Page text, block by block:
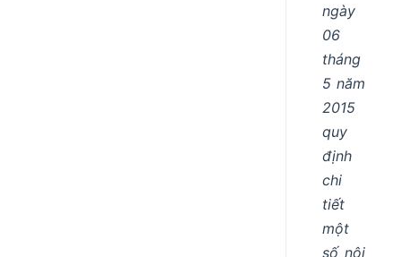
ngày
06
tháng
5 năm
2015
quy
định
chi
tiết
một
số nội